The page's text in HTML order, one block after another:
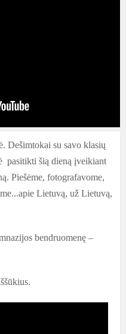
Dešimtokai su savo klasių
pasitikti šią dieną įveikiant
Piešėme, fotografavome,
Lietuvą, už Lietuvą,
bendruomenę –